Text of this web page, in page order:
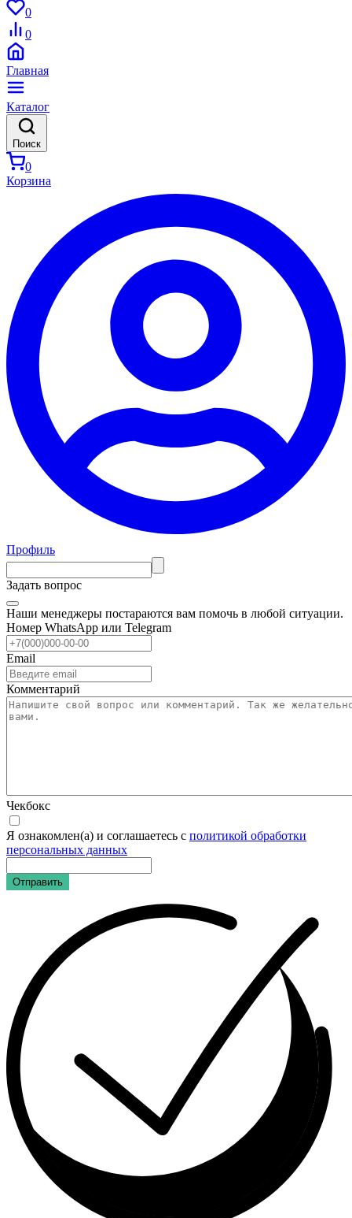
0
0
Главная
Каталог
Поиск
0
Корзина
Профиль
Задать вопрос
Наши менеджеры постараются вам помочь в любой ситуации.
Номер WhatsApp или Telegram
Email
Комментарий
Чекбокс
Я ознакомлен(а) и соглашаетесь с политикой обработки
персональных данных
Отправить